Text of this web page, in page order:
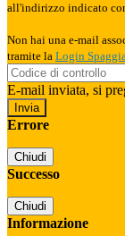
all'indirizzo indicato
Non hai una e-mail
tramite la Login
E-mail inviata, si
Errore
Chiudi
Successo
Chiudi
Informazione